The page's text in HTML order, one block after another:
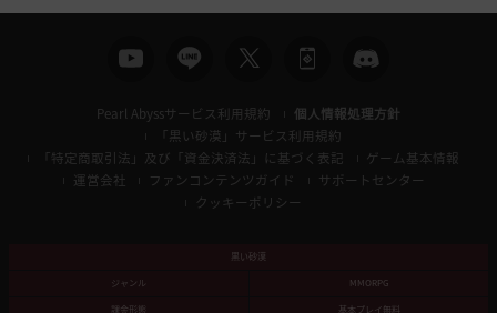
Pearl Abyssサービス利用規約
個人情報処理方針
「黒い砂漠」サービス利用規約
「特定商取引法」及び「資金決済法」に基づく表記
ゲーム基本情報
運営会社
ファンコンテンツガイド
サポートセンター
クッキーポリシー
黒い砂漠
ジャンル
MMORPG
課金形態
基本プレイ無料